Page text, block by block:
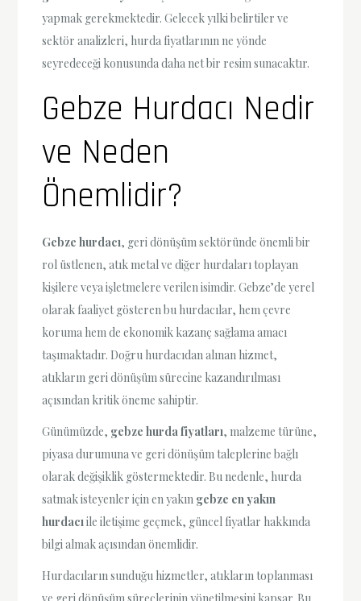
yapmak gerekmektedir. Gelecek yılki belirtiler ve
sektör analizleri, hurda fiyatlarının ne yönde
seyredeceği konusunda daha net bir resim sunacaktır.
Gebze Hurdacı Nedir
ve Neden
Önemlidir?
Gebze hurdacı, geri dönüşüm sektöründe önemli bir
rol üstlenen, atık metal ve diğer hurdaları toplayan
kişilere veya işletmelere verilen isimdir. Gebze’de yerel
olarak faaliyet gösteren bu hurdacılar, hem çevre
koruma hem de ekonomik kazanç sağlama amacı
taşımaktadır. Doğru hurdacıdan alınan hizmet,
atıkların geri dönüşüm sürecine kazandırılması
açısından kritik öneme sahiptir.
Günümüzde, gebze hurda fiyatları, malzeme türüne,
piyasa durumuna ve geri dönüşüm taleplerine bağlı
olarak değişiklik göstermektedir. Bu nedenle, hurda
satmak isteyenler için en yakın gebze en yakın
hurdacıile iletişime geçmek, güncel fiyatlar hakkında
bilgi almak açısından önemlidir.
Hurdacıların sunduğu hizmetler, atıkların toplanması